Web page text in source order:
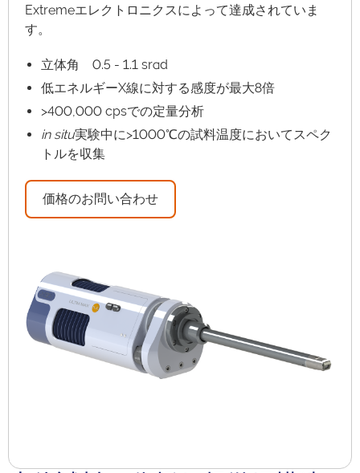
Extremeエレクトロニクスによって達成されていま
す。
立体角 0.5 - 1.1 srad
低エネルギーX線に対する感度が最大8倍
>400,000 cpsでの定量分析
in situ実験中に>1000℃の試料温度においてスペク
トルを収集
価格のお問い合わせ